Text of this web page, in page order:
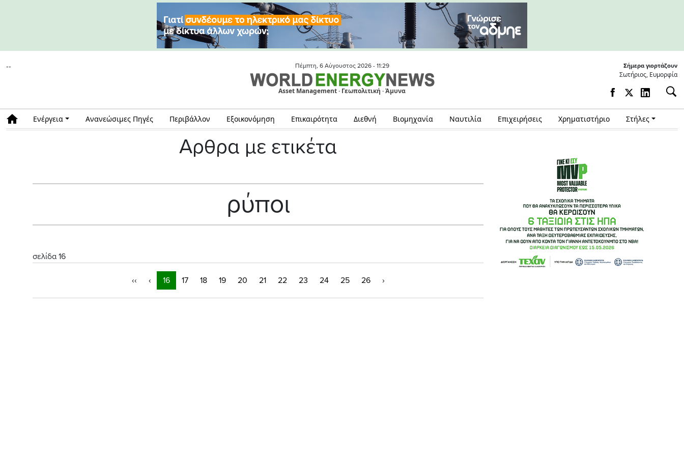
-- Πέμπτη, 6 Αύγουστος 2026 - 11:29
Asset Management · Γεωπολιτική · Άμυνα
Σήμερα γιορτάζουν
Σωτήριος, Ευμορφία
Ενέργεια Ανανεώσιμες Πηγές Περιβάλλον Εξοικονόμηση Επικαιρότητα Διεθνή Βιομηχανία Ναυτιλία Επιχειρήσεις Χρηματιστήριο Στήλες
Αρθρα με ετικέτα
ρύποι
σελίδα 16
‹‹ ‹ 16 17 18 19 20 21 22 23 24 25 26 ›